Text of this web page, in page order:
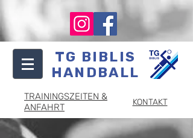
TG BIBLIS
HANDBALL
TRAININGSZEITEN &
ANFAHRT
KONTAKT